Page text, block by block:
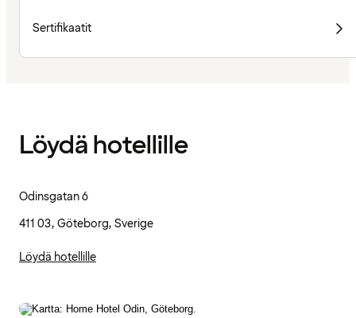
Sertifikaatit
Löydä hotellille
Odinsgatan 6
411 03, Göteborg, Sverige
Löydä hotellille